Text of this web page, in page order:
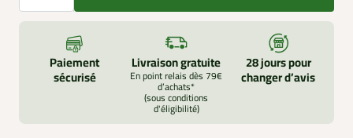
Paiement
sécurisé
Livraison gratuite
En point relais dès 79€
d’achats*
(sous conditions
d'éligibilité)
28 jours pour
changer d’avis